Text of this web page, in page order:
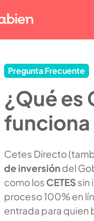
Pregunta Frecuente
¿Qué es
funciona
Cetes Directo
de inversióndel
como los CETESsin
proceso 100% en
entrada para quien